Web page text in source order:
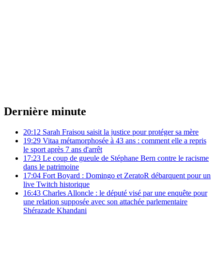
Dernière minute
20:12 Sarah Fraisou saisit la justice pour protéger sa mère
19:29 Vitaa métamorphosée à 43 ans : comment elle a repris
le sport après 7 ans d'arrêt
17:23 Le coup de gueule de Stéphane Bern contre le racisme
dans le patrimoine
17:04 Fort Boyard : Domingo et ZeratoR débarquent pour un
live Twitch historique
16:43 Charles Alloncle : le député visé par une enquête pour
une relation supposée avec son attachée parlementaire
Shérazade Khandani